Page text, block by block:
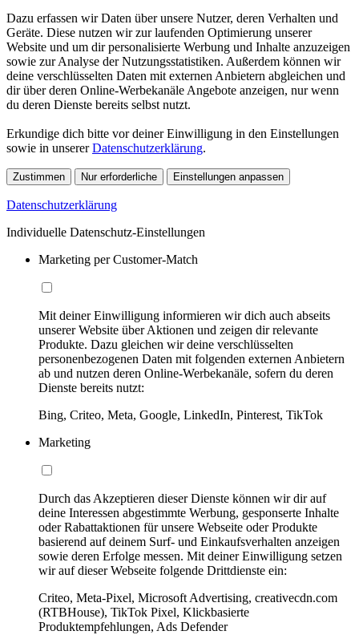
Dazu erfassen wir Daten über unsere Nutzer, deren Verhalten und
Geräte. Diese nutzen wir zur laufenden Optimierung unserer
Website und um dir personalisierte Werbung und Inhalte anzuzeigen
sowie zur Analyse der Nutzungsstatistiken. Außerdem können wir
deine verschlüsselten Daten mit externen Anbietern abgleichen und
dir über deren Online-Werbekanäle Angebote anzeigen, nur wenn
du deren Dienste bereits selbst nutzt.
Erkundige dich bitte vor deiner Einwilligung in den Einstellungen
sowie in unsererDatenschutzerklärung.
Zustimmen Nur erforderliche Einstellungen anpassen
Datenschutzerklärung
Individuelle Datenschutz-Einstellungen
Marketing per Customer-Match
Mit deiner Einwilligung informieren wir dich auch abseits
unserer Website über Aktionen und zeigen dir relevante
Produkte. Dazu gleichen wir deine verschlüsselten
personenbezogenen Daten mit folgenden externen Anbietern
ab und nutzen deren Online-Werbekanäle, sofern du deren
Dienste bereits nutzt:
Bing, Criteo, Meta, Google, LinkedIn, Pinterest, TikTok
Marketing
Durch das Akzeptieren dieser Dienste können wir dir auf
deine Interessen abgestimmte Werbung, gesponserte Inhalte
oder Rabattaktionen für unsere Webseite oder Produkte
basierend auf deinem Surf- und Einkaufsverhalten anzeigen
sowie deren Erfolge messen. Mit deiner Einwilligung setzen
wir auf dieser Webseite folgende Drittdienste ein:
Criteo, Meta-Pixel, Microsoft Advertising, creativecdn.com
(RTBHouse), TikTok Pixel, Klickbasierte
Produktempfehlungen, Ads Defender